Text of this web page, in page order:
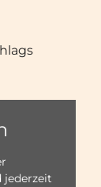
jederzeit